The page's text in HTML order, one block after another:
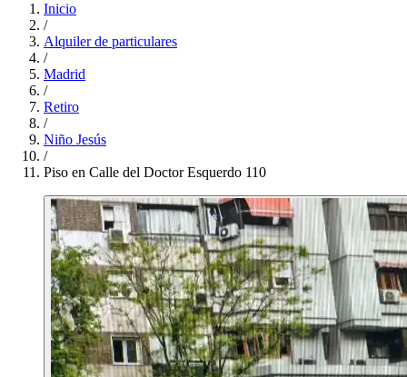
Inicio
/
Alquiler de particulares
/
Madrid
/
Retiro
/
Niño Jesús
/
Piso en Calle del Doctor Esquerdo 110